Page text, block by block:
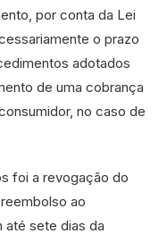
por conta da Lei
o prazo
adotados
de uma cobrança
no caso de
foi a revogação do
ao
até sete dias da